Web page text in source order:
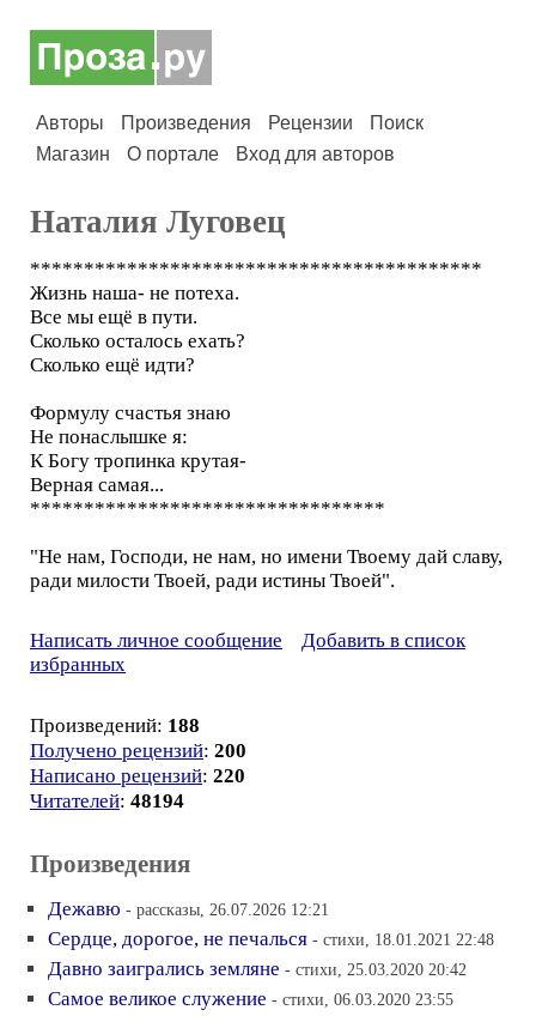
Авторы Произведения Рецензии
Поиск
Магазин
О портале Вход для авторов
Наталия Луговец
******************************************
Жизнь наша- не потеха.
Все мы ещё в пути.
Сколько осталось ехать?
Сколько ещё идти?
Формулу счастья знаю
Не понаслышке я:
К Богу тропинка крутая-
Верная самая...
*********************************
"Не нам, Господи, не нам, но имени Твоему дай славу,
ради милости Твоей, ради истины Твоей".
Написать личное сообщение
Добавить в список
избранных
Произведений: 188
Получено рецензий: 200
Написано рецензий: 220
Читателей: 48194
Произведения
Дежавю - рассказы, 26.07.2026 12:21
Сердце, дорогое, не печалься - стихи, 18.01.2021 22:48
Давно заигрались земляне - стихи, 25.03.2020 20:42
Самое великое служение - стихи, 06.03.2020 23:55